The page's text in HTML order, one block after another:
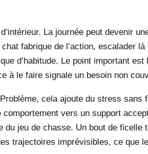
La journée peut devenir
fabrique de l’action, escalader
d’habitude. Le point important
à le faire signale un besoin non
cela ajoute du stress sans
comportement vers un support
jeu de chasse. Un bout de ficelle
trajectoires imprévisibles, ce que